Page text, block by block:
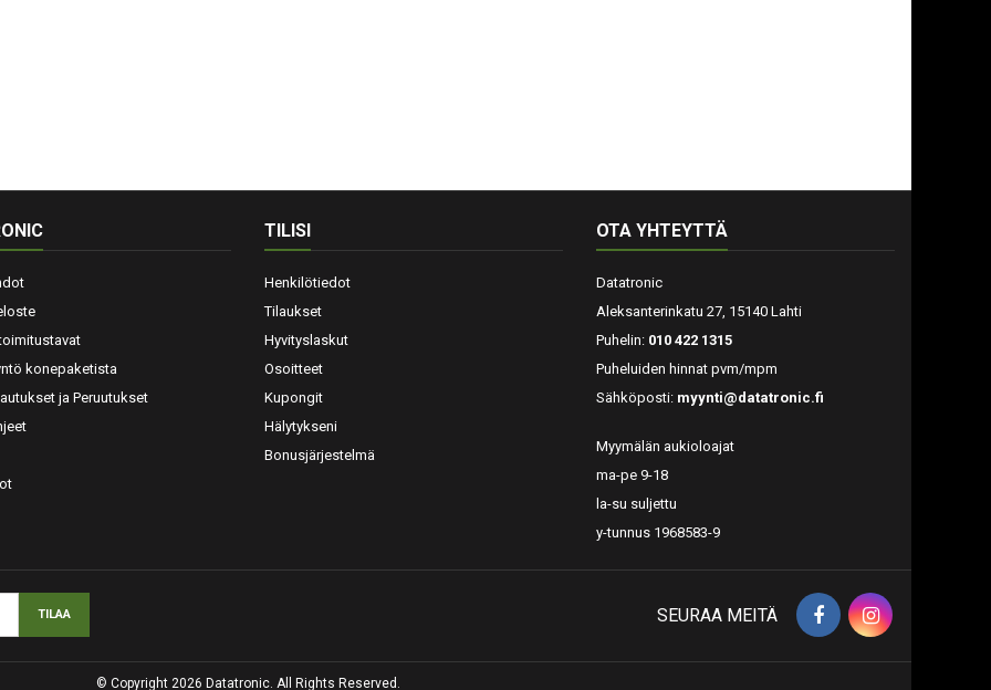
konepaketista
ja Peruutukset
TILISI
Henkilötiedot
Tilaukset
Hyvityslaskut
Osoitteet
Kupongit
Hälytykseni
Bonusjärjestelmä
OTA YHTEYTTÄ
Datatronic
Aleksanterinkatu 27, 15140 Lahti
Puhelin: 010 422 1315
Puheluiden hinnat pvm/mpm
Sähköposti: myynti@datatronic.fi
Myymälän aukioloajat
ma-pe 9-18
la-su suljettu
y-tunnus 1968583-9
SEURAA MEITÄ
© Copyright 2026 Datatronic. All Rights Reserved.